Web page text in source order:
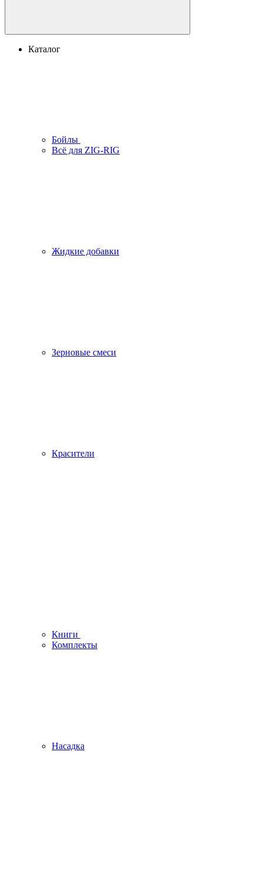
Каталог
Бойлы
Всё для ZIG-RIG
Жидкие добавки
Зерновые смеси
Красители
Книги
Комплекты
Насадка